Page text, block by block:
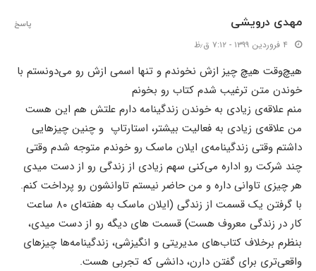
مهدی درویشی
۴ فروردین ۱۳۹۹ - ۷:۱۲ ق٫ظ
هیچ‌وقت هیچ چیز ازش نخوندم و تنها اسمی ازش رو می‌دونستم با
خوندن متن ترغیب شدم کتاب رو بخونم
منم علاقه‌ی زیادی به خوندن زندگینامه دارم علتش هم این هست
من علاقه‌ی زیادی به فعالیت بیشتر، استارتاپ و چنین چیزهایی
داشتم وقتی زندگینامه‌ی ایلان ماسک رو خوندم متوجه شدم وقتی
چند شرکت رو اداره می‌کنی سهم زیادی از زندگی رو از دست میدی
هر چیزی تاوانی داره و من حاضر نیستم تاوانشون رو پرداخت کنم.
با گرفتن یک قسمت از زندگی (ایلان ماسک به هفته‌ای ۸۰ ساعت
کار در زندگی معروف هست) قسمت های دیگه رو از دست میدی،
بنظرم برخلاف کتاب‌های مدیریتی و انگیزشی، زندگینامه‌ها چیزهای
واقعی‌تری برای گفتن دارن، دانشی که تجربی هست.
پاسخ